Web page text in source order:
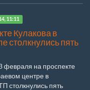
11:11
Кулакова в
столкнулись пять
февраля на проспекте
центре в
столкнулись пять